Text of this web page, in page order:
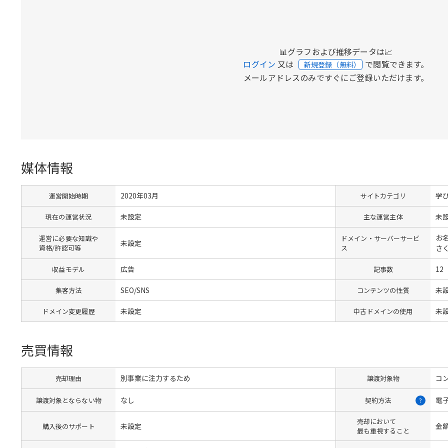
📊グラフおよび推移データは📈
ログイン 又は 新規登録（無料） で閲覧できます。
メールアドレスのみですぐにご登録いただけます。
媒体情報
運営開始時期 2020年03月 サイトカテゴリ 学
現在の運営状況 未設定 主な運営主体 未
運営に必要な知識や
資格/許認可等
未設定
ドメイン・サーバーサービ
ス
お
さ
収益モデル 広告 記事数 12
集客方法 SEO/SNS コンテンツの性質 未
ドメイン変更履歴 未設定 中古ドメインの使用 未
売買情報
売却理由 別事業に注力するため 譲渡対象物 コ
譲渡対象とならない物 なし 契約方法 ? 電
購入後のサポート 未設定
売却において
最も重視すること
金